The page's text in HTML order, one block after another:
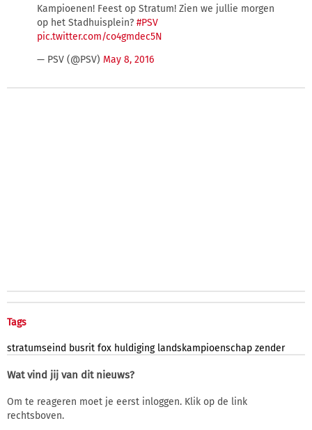
Kampioenen! Feest op Stratum! Zien we jullie morgen
op het Stadhuisplein? #PSV
pic.twitter.com/co4gmdec5N
— PSV (@PSV) May 8, 2016
Tags
stratumseind busrit fox huldiging landskampioenschap zender
Wat vind jij van dit nieuws?
Om te reageren moet je eerst inloggen. Klik op de link
rechtsboven.